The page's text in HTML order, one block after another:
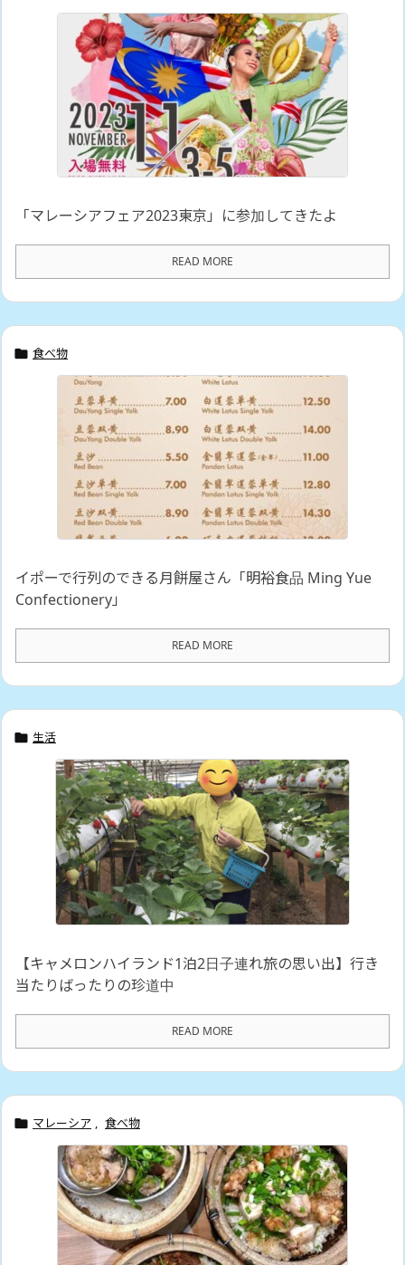
「マレーシアフェア2023東京」に参加してきたよ
READ MORE
 食べ物
イポーで行列のできる月餅屋さん「明裕食品 Ming Yue
Confectionery」
READ MORE
 生活
【キャメロンハイランド1泊2日子連れ旅の思い出】行き
当たりばったりの珍道中
READ MORE
 マレーシア , 食べ物